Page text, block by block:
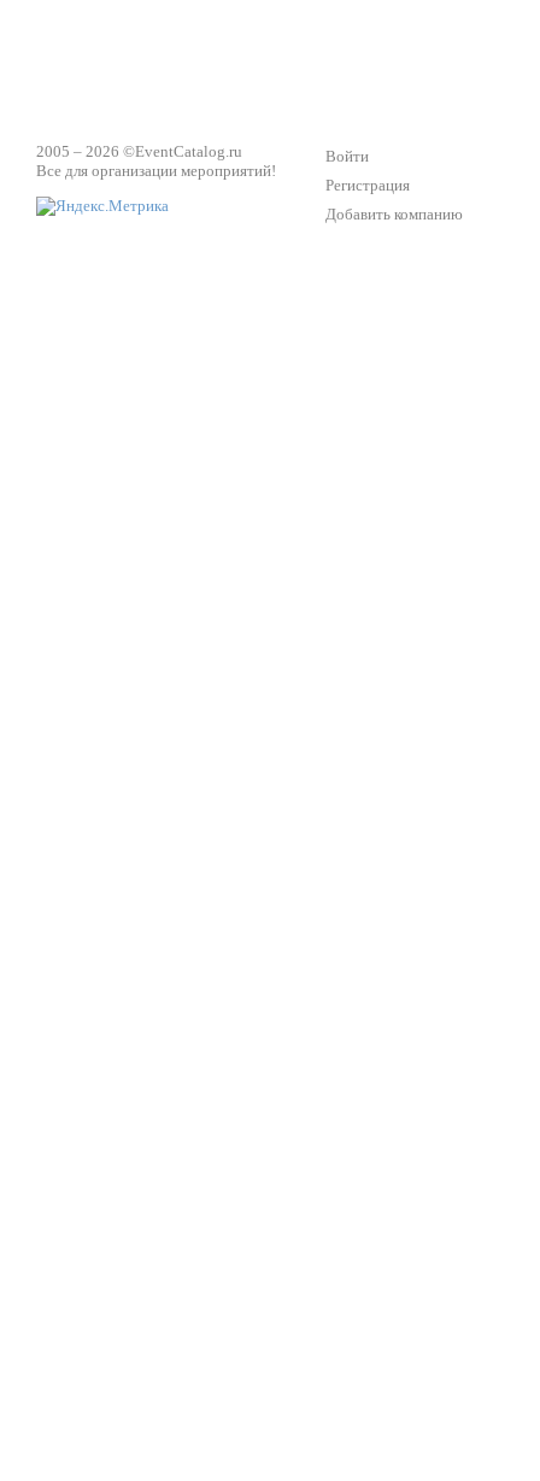
2005 – 2026 ©EventCatalog.ru
Все для организации мероприятий!
Войти
Регистрация
Добавить компанию